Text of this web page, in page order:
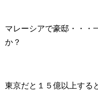
マレーシアで豪邸・・・
か？
東京だと１５億以上する